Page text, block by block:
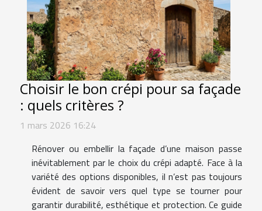
Choisir le bon crépi pour sa façade
: quels critères ?
1 mars 2026 16:24
Rénover ou embellir la façade d’une maison passe
inévitablement par le choix du crépi adapté. Face à la
variété des options disponibles, il n’est pas toujours
évident de savoir vers quel type se tourner pour
garantir durabilité, esthétique et protection. Ce guide